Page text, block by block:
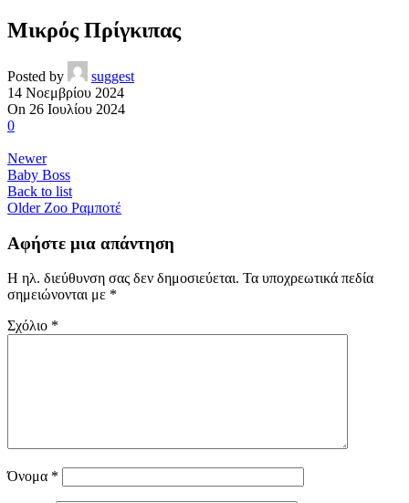
Μικρός Πρίγκιπας
Posted by
suggest
14 Νοεμβρίου 2024
On 26 Ιουλίου 2024
0
Newer
Baby Boss
Back to list
Older Ζοο Ραμποτέ
Αφήστε μια απάντηση
Η ηλ. διεύθυνση σας δεν δημοσιεύεται. Τα υποχρεωτικά πεδία
σημειώνονται με *
Σχόλιο *
Όνομα *